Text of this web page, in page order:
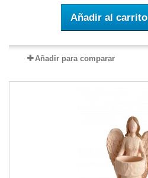
Añadir al carrito
Añadir para comparar